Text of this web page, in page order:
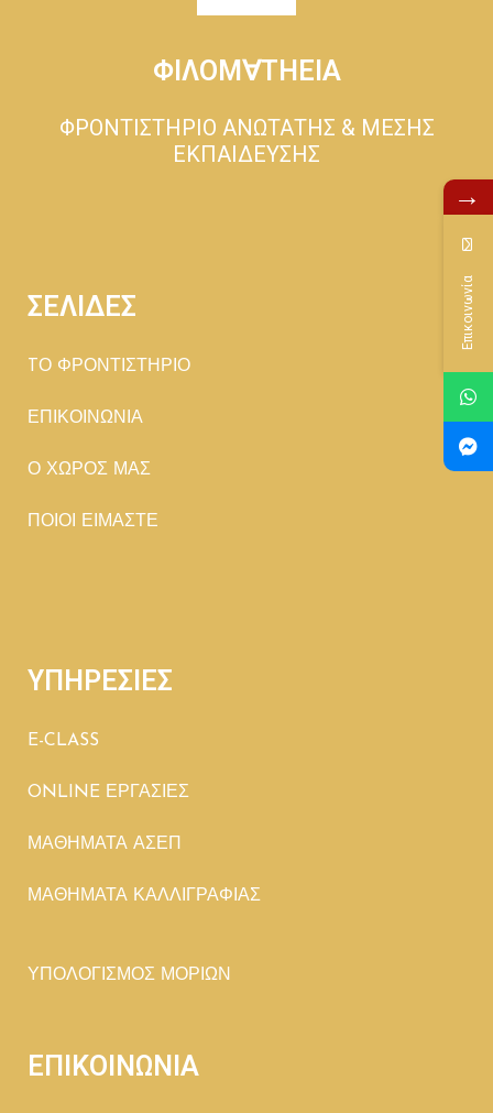
ΦΙΛΟΜ∀ΤΗΕΙΑ
ΦΡΟΝΤΙΣΤΗΡΙΟ ΑΝΩΤΑΤΗΣ & ΜΕΣΗΣ
ΕΚΠΑΙΔΕΥΣΗΣ
ΣΕΛΙΔΕΣ
TΟ ΦΡΟΝΤΙΣΤΗΡΙΟ
ΕΠΙΚΟΙΝΩΝΙΑ
Ο ΧΩΡΟΣ ΜΑΣ
ΠΟΙΟΙ ΕΙΜΑΣΤΕ
ΥΠΗΡΕΣΙΕΣ
E-CLASS
ONLINE ΕΡΓΑΣΙΕΣ
ΜΑΘΗΜΑΤΑ ΑΣΕΠ
ΜΑΘΗΜΑΤΑ ΚΑΛΛΙΓΡΑΦΙΑΣ
ΥΠΟΛΟΓΙΣΜΟΣ ΜΟΡΙΩΝ
ΕΠΙΚΟΙΝΩΝΙΑ
→
Επικοινωνία